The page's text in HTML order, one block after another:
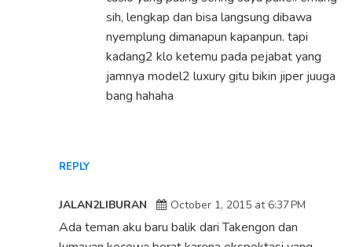
REPLY
sih, lengkap dan bisa langsung dibawa
nyemplung dimanapun kapanpun. tapi
kadang2 klo ketemu pada pejabat yang
jamnya model2 luxury gitu bikin jiper juuga
bang hahaha
JALAN2LIBURAN October 1, 2015 at 6:37 PM
Ada teman aku baru balik dari Takengon dan